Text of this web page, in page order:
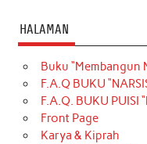
HALAMAN
Buku “Membangun
F.A.Q BUKU
F.A.Q. BUKU PUISI
Front Page
Karya & Kiprah